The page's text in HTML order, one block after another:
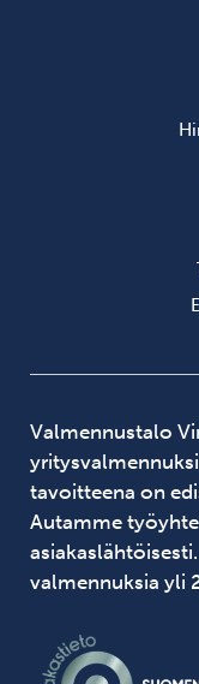
Valmennustalo
tavoitteena on
Autamme
valmennuksia yli